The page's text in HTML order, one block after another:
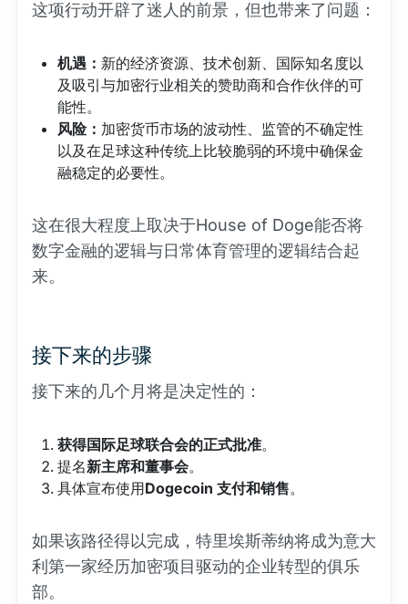
这项行动开辟了迷人的前景，但也带来了问题：
机遇： 新的经济资源、技术创新、国际知名度以
及吸引与加密行业相关的赞助商和合作伙伴的可
能性。
风险： 加密货币市场的波动性、监管的不确定性
以及在足球这种传统上比较脆弱的环境中确保金
融稳定的必要性。
这在很大程度上取决于House of Doge能否将
数字金融的逻辑与日常体育管理的逻辑结合起
来。
接下来的步骤
接下来的几个月将是决定性的：
获得国际足球联合会的正式批准。
提名新主席和董事会。
具体宣布使用Dogecoin 支付和销售。
如果该路径得以完成，特里埃斯蒂纳将成为意大
利第一家经历加密项目驱动的企业转型的俱乐
部。